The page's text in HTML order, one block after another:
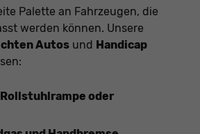
Palette an Fahrzeugen, die
werden können. Unsere
Autos und Handicap
Rollstuhlrampe oder